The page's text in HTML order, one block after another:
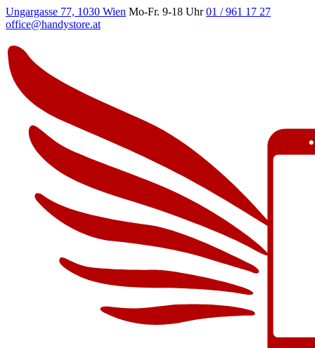
Ungargasse 77, 1030 Wien Mo-Fr. 9-18 Uhr 01 / 961 17 27
office@handystore.at